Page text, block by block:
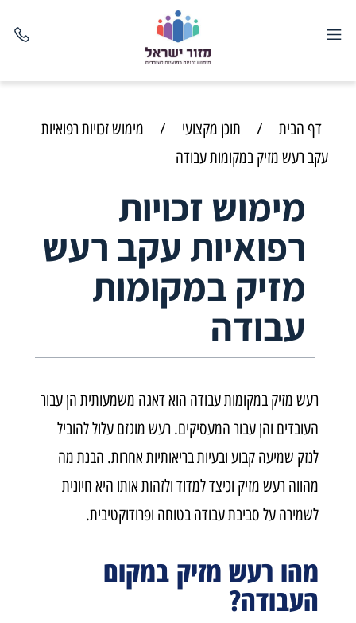
דף הבית / תוכן מקצועי /
מימוש זכויות רפואיות
עקב רעש מזיק במקומות עבודה
מימוש זכויות
רפואיות עקב רעש
מזיק במקומות
עבודה
רעש מזיק במקומות עבודה הוא דאגה משמעותית הן עבור
העובדים והן עבור המעסיקים. רעש מוגזם עלול להוביל
לנזק שמיעה קבוע ובעיות בריאותיות אחרות. הבנת מה
מהווה רעש מזיק וכיצד למדוד ולזהות אותו היא חיונית
לשמירה על סביבת עבודה בטוחה ופרודוקטיבית.
מהו רעש מזיק במקום
העבודה?